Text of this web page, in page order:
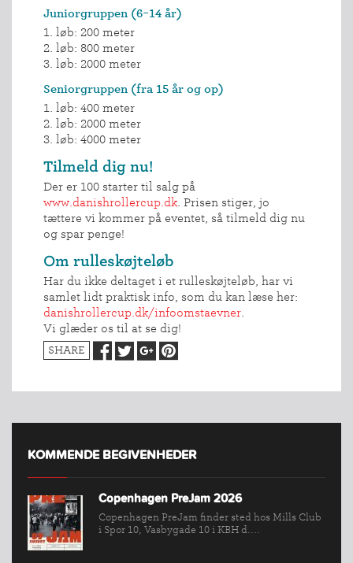
BREDDEPULJE
KLUB
SPORTSGRENE
FORBUNDET
VÆRKTØJSKASSEN
KONKURRENCER
Juniorgruppen (6-14 år)
1. løb: 200 meter
2. løb: 800 meter
3. løb: 2000 meter
Seniorgruppen (fra 15 år og op)
1. løb: 400 meter
2. løb: 2000 meter
3. løb: 4000 meter
Tilmeld dig nu!
Der er 100 starter til salg på
www.danishrollercup.dk . Prisen stiger, jo
tættere vi kommer på eventet, så tilmeld dig nu
og spar penge!
Om rulleskøjteløb
Har du ikke deltaget i et rulleskøjteløb, har vi
samlet lidt praktisk info, som du kan læse her:
danishrollercup.dk/infoomstaevner
Vi glæder os til at se dig!
SHARE
KOMMENDE BEGIVENHEDER
Copenhagen PreJam 2026
Copenhagen PreJam finder sted hos Mills Club
i Spor 10, Vasbygade 10 i KBH d....